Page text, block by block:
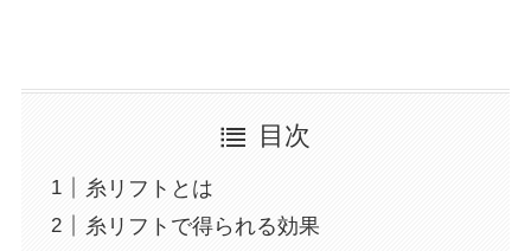
目次
糸リフトとは
糸リフトで得られる効果